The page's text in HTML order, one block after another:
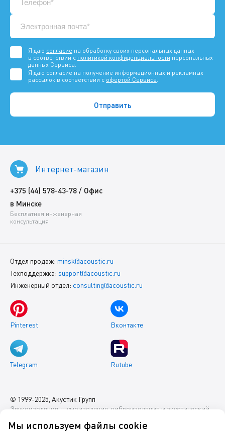
Я даю согласие на обработку своих персональных данных
в соответствии с политикой конфиденциальности персональных
данных Сервиса.
Я даю согласие на получение информационных и рекламных
рассылок в соответствии с офертой Сервиса.
Интернет-магазин
+375 (44) 578-43-78 / Офис
в Минске
Бесплатная инженерная
консультация
Отдел продаж: minsk@acoustic.ru
Техподдержка: support@acoustic.ru
Инженерный отдел: consulting@acoustic.ru
Pinterest Вконтакте
Telegram Rutube
© 1999-2025, Акустик Групп
Звукоизоляция, шумоизоляция, виброизоляция и акустический
Мы используем файлы cookie